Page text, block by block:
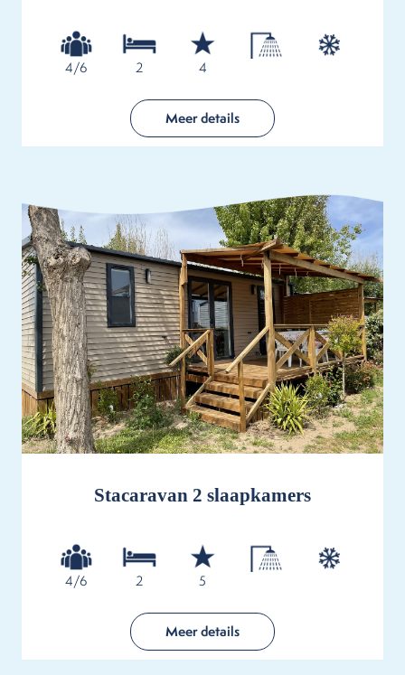
4/6 2 4
Meer details
Stacaravan 2 slaapkamers
4/6 2 5
Meer details